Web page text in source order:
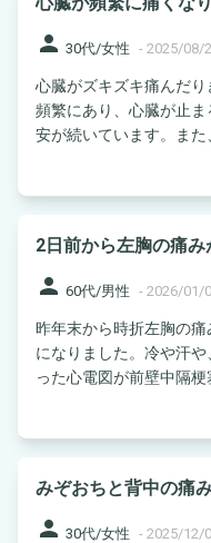
person 30代/女性 - 2025/08/
心臓がズキズキ痛んだ
頻繁にあり、心臓が止
安が続いています。また
2日前から左胸の痛
person 60代/男性 - 2026/01/
昨年末から時折左胸の
になりました。冷や汗
った心電図が前壁中隔梗
みぞおちと背中の痛
person 30代/女性 - 2025/12/